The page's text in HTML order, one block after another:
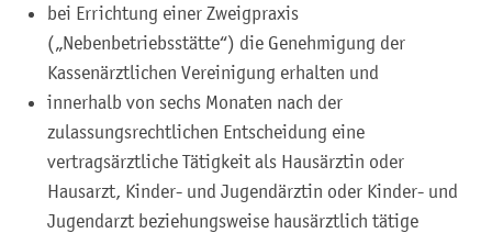
bei Errichtung einer Zweigpraxis
(„Nebenbetriebsstätte“) die Genehmigung der
Kassenärztlichen Vereinigung erhalten und
innerhalb von sechs Monaten nach der
zulassungsrechtlichen Entscheidung eine
vertragsärztliche Tätigkeit als Hausärztin oder
Hausarzt, Kinder- und Jugendärztin oder Kinder- und
Jugendarzt beziehungsweise hausärztlich tätige